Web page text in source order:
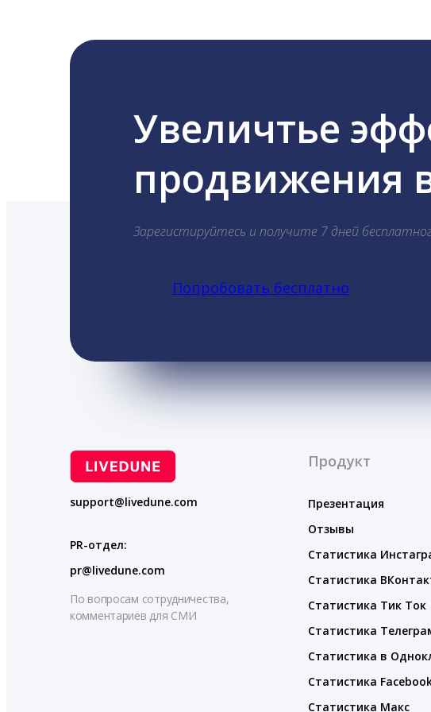
Увеличтье
продвижения
Зарегистируйтесь и получите 7 дней
Попробовать бесплатно
support@livedune.com
PR-отдел:
pr@livedune.com
По вопросам сотрудничества,
комментариев для СМИ
Продукт
Презентация
Отзывы
Статистика
Статистика
Статистика Тик Ток
Статистика
Статистика в
Статистика
Статистика Макс